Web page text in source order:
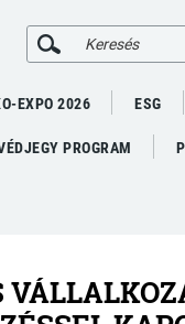
EXPO 2026 ESG
PROGRAM